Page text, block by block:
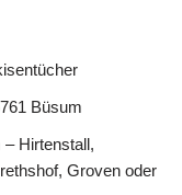
Büsum
Hirtenstall,
Groven oder